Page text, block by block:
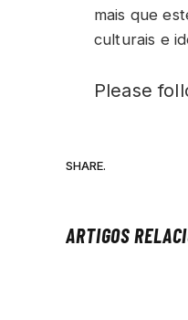
mais que
culturais e
Please
SHARE.
ARTIGOS